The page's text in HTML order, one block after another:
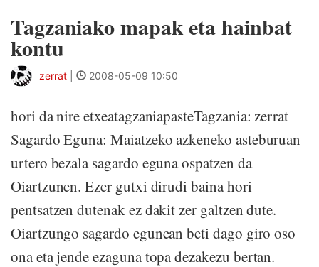
Tagzaniako mapak eta hainbat
kontu
zerrat 2008-05-09 10:50
hori da nire etxeatagzaniapasteTagzania: zerrat
Sagardo Eguna: Maiatzeko azkeneko asteburuan
urtero bezala sagardo eguna ospatzen da
Oiartzunen. Ezer gutxi dirudi baina hori
pentsatzen dutenak ez dakit zer galtzen dute.
Oiartzungo sagardo egunean beti dago giro oso
ona eta jende ezaguna topa dezakezu bertan.